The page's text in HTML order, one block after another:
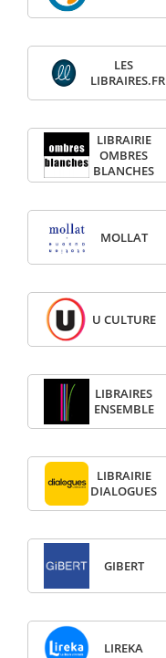
LES
LIBRAIRES.FR
LIBRAIRIE
OMBRES
BLANCHES
MOLLAT
U CULTURE
LIBRAIRES
ENSEMBLE
LIBRAIRIE
DIALOGUES
GIBERT
LIREKA